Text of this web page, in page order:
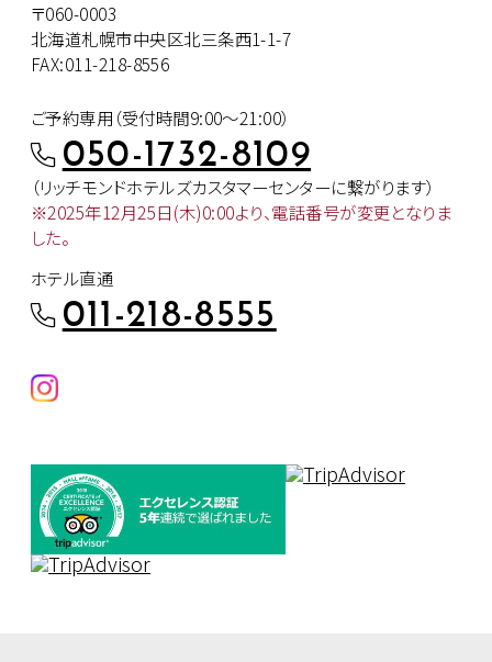
〒060-0003
北海道札幌市中央区北三条西1-1-7
FAX:011-218-8556
ご予約専用（受付時間9:00～21:00）
050-1732-8109
（リッチモンドホテルズカスタマーセンターに繋がります）
※2025年12月25日(木)0:00より、電話番号が変更となりま
した。
ホテル直通
011-218-8555